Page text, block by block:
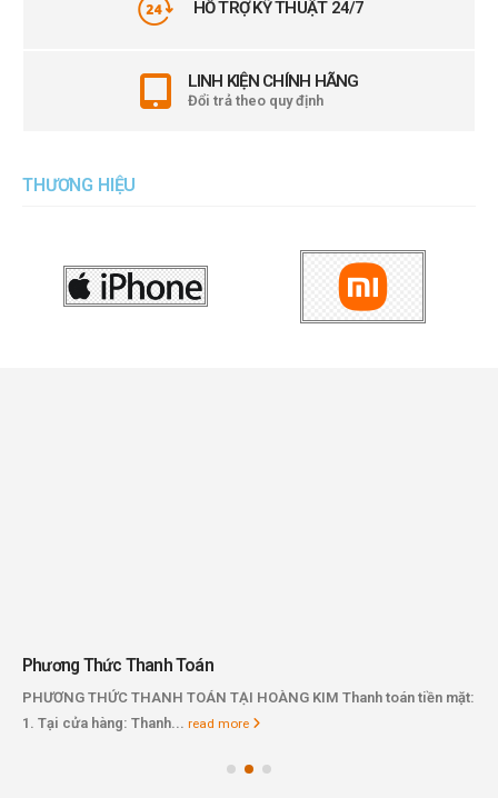
HỖ TRỢ KỸ THUẬT 24/7
LINH KIỆN CHÍNH HÃNG
Đổi trả theo quy định
THƯƠNG HIỆU
Phương Thức Thanh Toán
PHƯƠNG THỨC THANH TOÁN TẠI HOÀNG KIM Thanh toán tiền mặt:
1. Tại cửa hàng: Thanh... read more